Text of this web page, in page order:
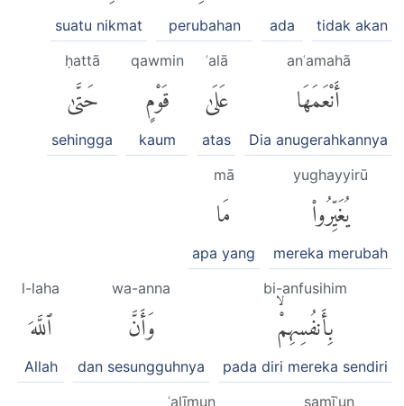
tidak akan
ada
perubahan
suatu nikmat
anʿamahā
أَنْعَمَهَا
Dia anugerahkannya
ʿalā
عَلَىٰ
atas
qawmin
قَوْمٍ
kaum
ḥattā
حَتَّىٰ
sehingga
yughayyirū
يُغَيِّرُوا۟
mereka merubah
mā
مَا
apa yang
bi-anfusihim
بِأَنفُسِهِمْۙ
pada diri mereka sendiri
wa-anna
وَأَنَّ
dan sesungguhnya
l-laha
ٱللَّهَ
Allah
samīʿun
ʿalīmun